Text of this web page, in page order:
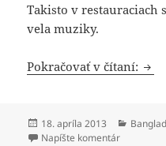
Takisto v restauraciach
vela muziky.
Pokračovať v čítaní:
Publikované
18. apríla 2013
Napíšte komentárk Sumár